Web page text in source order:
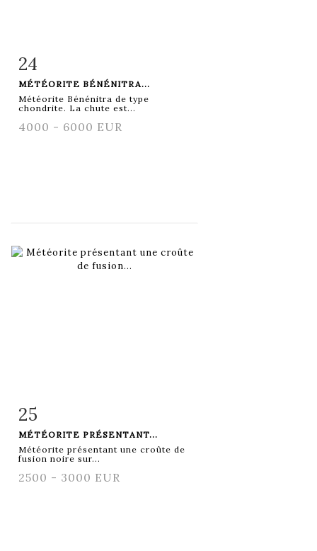
Fiche détaillée
24
MÉTÉORITE BÉNÉNITRA...
Météorite Bénénitra de type
chondrite. La chute est...
4000 - 6000 EUR
Fiche détaillée
25
MÉTÉORITE PRÉSENTANT...
Météorite présentant une croûte de
fusion noire sur...
2500 - 3000 EUR